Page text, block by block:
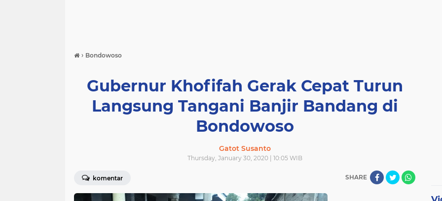
› Bondowoso
Gubernur Khofifah Gerak Cepat Turun
Langsung Tangani Banjir Bandang di
Bondowoso
Gatot Susanto
Thursday, January 30, 2020 | 10:05 WIB
komentar SHARE